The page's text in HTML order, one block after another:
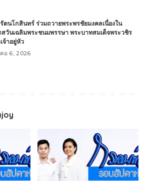
ตนโกสินทร์ ร่วมถวายพระพรชัยมงคลเนื่องใน
สวันเฉลิมพระชนมพรรษา พระบาทสมเด็จพระวชิร
จ้าอยู่หัว
ม 6, 2026